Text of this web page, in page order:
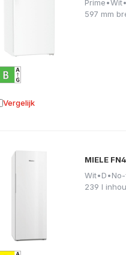
Prime•Wit•
597 mm
Vergelijk aan vergelijking
MIELE
Wit•D•
239 l